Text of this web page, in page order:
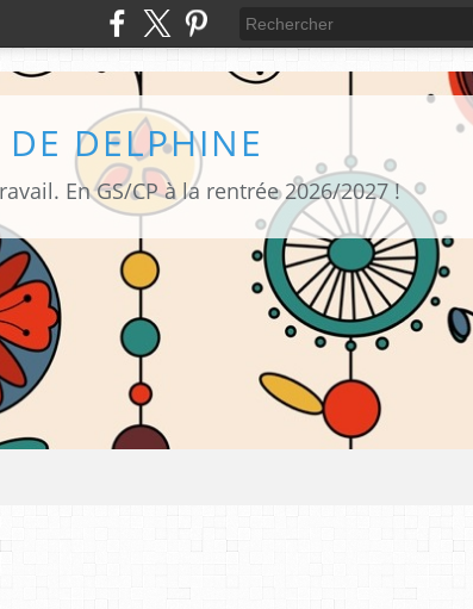
DELPHINE
En GS/CP à la rentrée 2026/2027 !